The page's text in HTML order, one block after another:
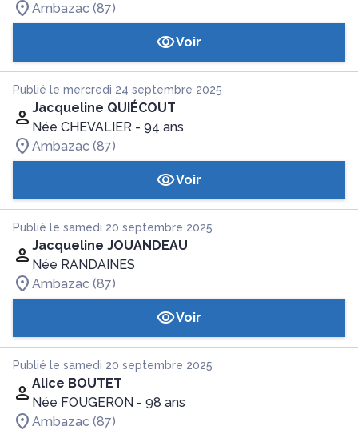
Ambazac (87)
Voir
Publié le mercredi 24 septembre 2025
Jacqueline QUIÉCOUT
Née CHEVALIER - 94 ans
Ambazac (87)
Voir
Publié le samedi 20 septembre 2025
Jacqueline JOUANDEAU
Née RANDAINES
Ambazac (87)
Voir
Publié le samedi 20 septembre 2025
Alice BOUTET
Née FOUGERON - 98 ans
Ambazac (87)